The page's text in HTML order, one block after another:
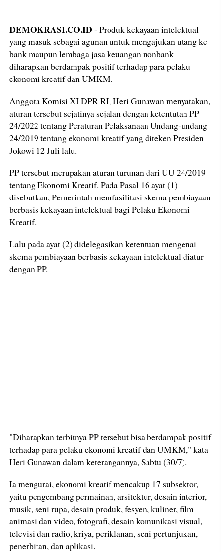
DEMOKRASI.CO.ID - Produk kekayaan intelektual
yang masuk sebagai agunan untuk mengajukan utang ke
bank maupun lembaga jasa keuangan nonbank
diharapkan berdampak positif terhadap para pelaku
ekonomi kreatif dan UMKM.
Anggota Komisi XI DPR RI, Heri Gunawan menyatakan,
aturan tersebut sejatinya sejalan dengan ketentutan PP
24/2022 tentang Peraturan Pelaksanaan Undang-undang
24/2019 tentang ekonomi kreatif yang diteken Presiden
Jokowi 12 Juli lalu.
PP tersebut merupakan aturan turunan dari UU 24/2019
tentang Ekonomi Kreatif. Pada Pasal 16 ayat (1)
disebutkan, Pemerintah memfasilitasi skema pembiayaan
berbasis kekayaan intelektual bagi Pelaku Ekonomi
Kreatif.
Lalu pada ayat (2) didelegasikan ketentuan mengenai
skema pembiayaan berbasis kekayaan intelektual diatur
dengan PP.
"Diharapkan terbitnya PP tersebut bisa berdampak positif
terhadap para pelaku ekonomi kreatif dan UMKM," kata
Heri Gunawan dalam keterangannya, Sabtu (30/7).
Ia mengurai, ekonomi kreatif mencakup 17 subsektor,
yaitu pengembang permainan, arsitektur, desain interior,
musik, seni rupa, desain produk, fesyen, kuliner, film
animasi dan video, fotografi, desain komunikasi visual,
televisi dan radio, kriya, periklanan, seni pertunjukan,
penerbitan, dan aplikasi.